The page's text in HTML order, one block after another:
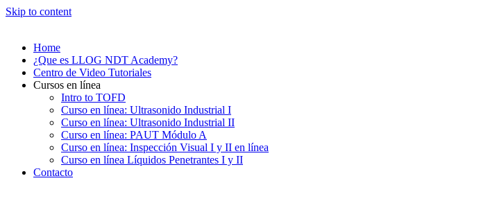
Skip to content
Home
¿Que es LLOG NDT Academy?
Centro de Video Tutoriales
Cursos en línea
Intro to TOFD
Curso en línea: Ultrasonido Industrial I
Curso en línea: Ultrasonido Industrial II
Curso en línea: PAUT Módulo A
Curso en línea: Inspección Visual I y II en línea
Curso en línea Líquidos Penetrantes I y II
Contacto